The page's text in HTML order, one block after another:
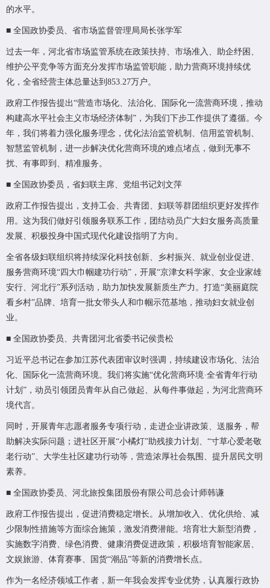
的水平。
■ 全国政协委员、省市场监督管理局局长张学军
过去一年，河北省市场监管系统在政策扶持、市场准入、助企纾困、
维护公平竞争等方面充分发挥市场监管职能，助力营商环境持续优
化，全省经营主体总量达到853.27万户。
政府工作报告提出“营造市场化、法治化、国际化一流营商环境，推动
构建高水平社会主义市场经济体制”，为我们下步工作提供了遵循。今
年，我们将着力强化服务理念，优化法治监管机制、信用监管机制、
智慧监管机制，进一步解决优化营商环境的难点堵点，做到无事不
扰、有事即到、精准服务。
■ 全国政协委员，省妇联主席、党组书记刘文萍
政府工作报告提出，支持工会、共青团、妇联等群团组织更好发挥作
用。这为我们做好引领服务联系工作，团结动员广大妇女服务高质量
发展、积极投身中国式现代化建设指明了方向。
全省各级妇联组织将持续深化科技创新、乡村振兴、就业创业促进、
服务营商环境“四大巾帼建功行动”，开展“京津女科学家、女企业家雄
安行、河北行”系列活动，助力加快发展新质生产力。打造“美丽庭院
看乡村”品牌、培育一批女带头人和巾帼示范基地，推动妇女就业创
业。
■ 全国政协委员、共青团河北省委书记侯贵松
习近平总书记在参加江苏代表团审议时强调，持续建设市场化、法治
化、国际化一流营商环境。我们将实施“优化营商环境·全省青年行动
计划”，动员引领团员青年从自己做起、从每件事做起，为河北营商环
境代言。
同时，开展青年志愿者服务专项行动，走进企业讲政策、送服务，帮
助解决实际问题；进社区开展“小橘灯”助残接力计划、“寸草心爱老敬
老行动”、大学生社区建功行动等，营造浓厚社会氛围、提升居民文明
素养。
■ 全国政协委员、河北旅投集团股份有限公司总会计师韩谦
政府工作报告提出，促进消费稳定增长。从增加收入、优化供给、减
少限制性措施等方面综合施策，激发消费潜能。培育壮大新型消费，
实施数字消费、绿色消费、健康消费促进政策，积极培育智能家居、
文娱旅游、体育赛事、国货“潮品”等新的消费增长点。
作为一名经济领域工作者，新一年我会发挥专业优势，认真履行政协